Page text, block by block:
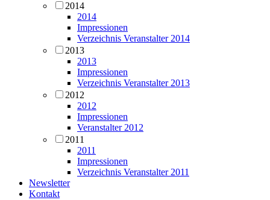
2014
2014
Impressionen
Verzeichnis Veranstalter 2014
2013
2013
Impressionen
Verzeichnis Veranstalter 2013
2012
2012
Impressionen
Veranstalter 2012
2011
2011
Impressionen
Verzeichnis Veranstalter 2011
Newsletter
Kontakt